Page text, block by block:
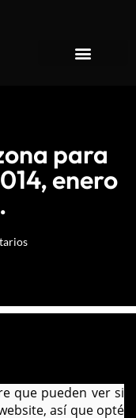
para
enero
que pueden ver si
así que opté